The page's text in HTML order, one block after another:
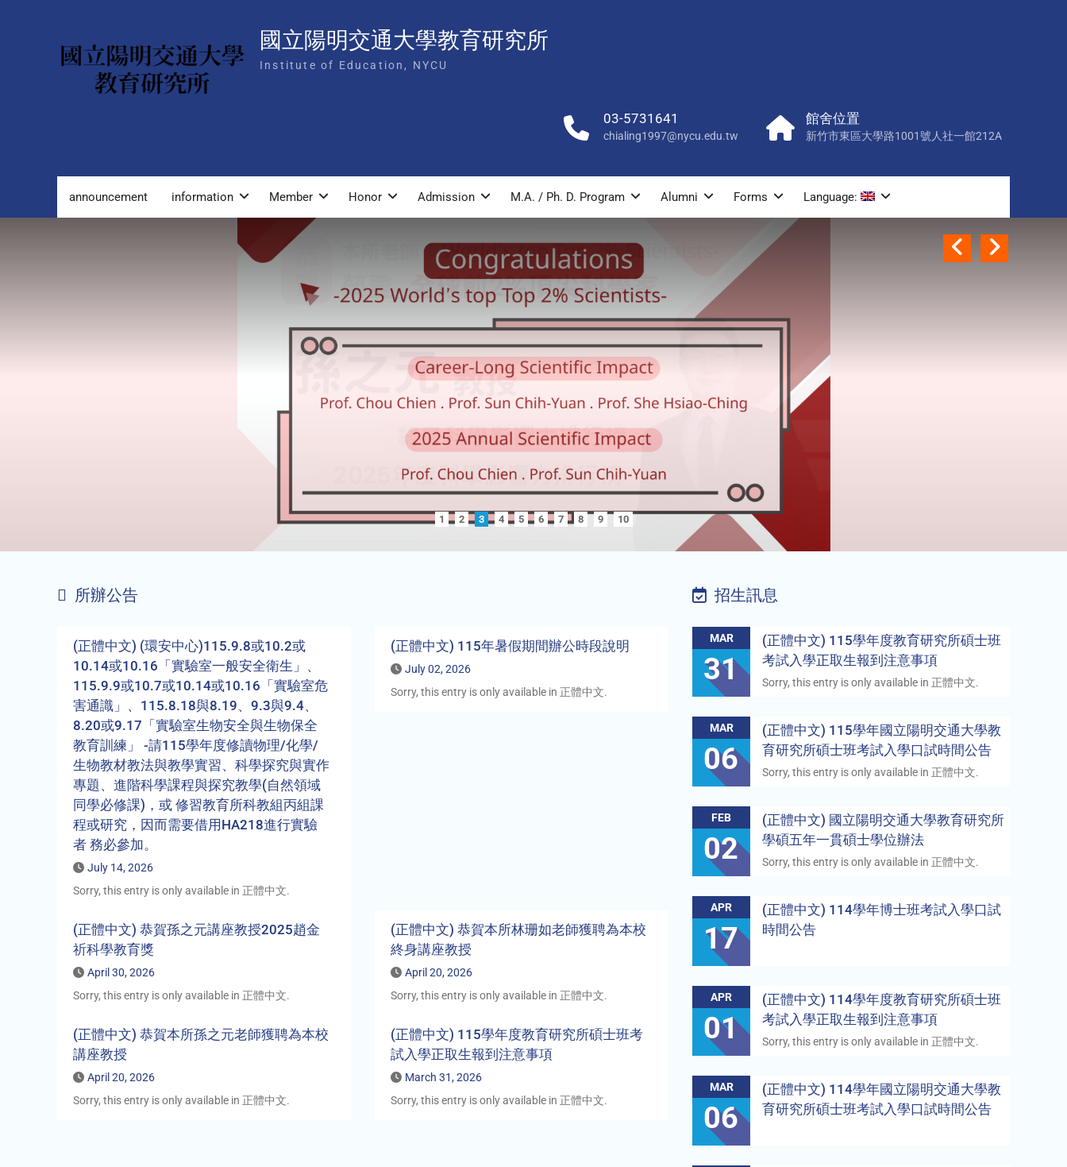
國立陽明交通大學教育研究所
Institute of Education, NYCU
03-5731641
chialing1997@nycu.edu.tw
館舍位置
新竹市東區大學路1001號人社一館212A
announcement information Member Honor Admission M.A. / Ph. D. Program Alumni Forms Language:
1 2 3 4 5 6 7 8 9 10
所辦公告
(正體中文) (環安中心)115.9.8或10.2或
10.14或10.16「實驗室一般安全衛生」、
115.9.9或10.7或10.14或10.16「實驗室危
害通識」、115.8.18與8.19、9.3與9.4、
8.20或9.17「實驗室生物安全與生物保全
教育訓練」 -請115學年度修讀物理/化學/
生物教材教法與教學實習、科學探究與實作
專題、進階科學課程與探究教學(自然領域
同學必修課)，或 修習教育所科教組丙組課
程或研究，因而需要借用HA218進行實驗
者 務必參加。
July 14, 2026
Sorry, this entry is only available in 正體中文.
(正體中文) 115年暑假期間辦公時段說明
July 02, 2026
Sorry, this entry is only available in 正體中文.
(正體中文) 恭賀孫之元講座教授2025趙金
祈科學教育獎
April 30, 2026
Sorry, this entry is only available in 正體中文.
(正體中文) 恭賀本所林珊如老師獲聘為本校
終身講座教授
April 20, 2026
Sorry, this entry is only available in 正體中文.
(正體中文) 恭賀本所孫之元老師獲聘為本校
講座教授
April 20, 2026
Sorry, this entry is only available in 正體中文.
(正體中文) 115學年度教育研究所碩士班考
試入學正取生報到注意事項
March 31, 2026
Sorry, this entry is only available in 正體中文.
招生訊息
MAR
31
(正體中文) 115學年度教育研究所碩士班
考試入學正取生報到注意事項
Sorry, this entry is only available in 正體中文.
MAR
06
(正體中文) 115學年國立陽明交通大學教
育研究所碩士班考試入學口試時間公告
Sorry, this entry is only available in 正體中文.
FEB
02
(正體中文) 國立陽明交通大學教育研究所
學碩五年一貫碩士學位辦法
Sorry, this entry is only available in 正體中文.
APR
17
(正體中文) 114學年博士班考試入學口試
時間公告
APR
01
(正體中文) 114學年度教育研究所碩士班
考試入學正取生報到注意事項
Sorry, this entry is only available in 正體中文.
MAR
06
(正體中文) 114學年國立陽明交通大學教
育研究所碩士班考試入學口試時間公告